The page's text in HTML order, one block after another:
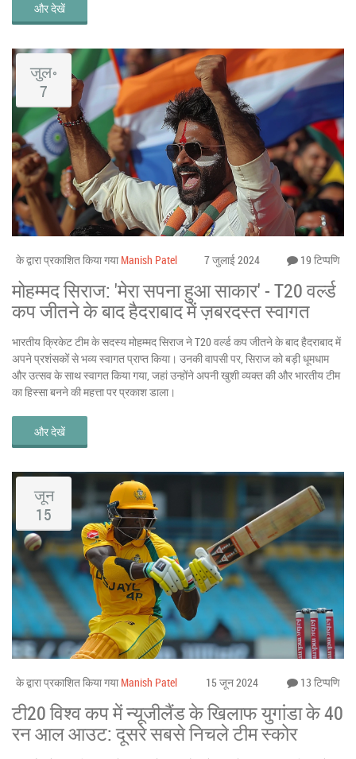
और देखें
जुल॰
7
के द्वारा प्रकाशित किया गया Manish Patel 7 जुलाई 2024 19 टिप्पणि
मोहम्मद सिराज: 'मेरा सपना हुआ साकार' - T20 वर्ल्ड
कप जीतने के बाद हैदराबाद में ज़बरदस्त स्वागत
भारतीय क्रिकेट टीम के सदस्य मोहम्मद सिराज ने T20 वर्ल्ड कप जीतने के बाद हैदराबाद में
अपने प्रशंसकों से भव्य स्वागत प्राप्त किया। उनकी वापसी पर, सिराज को बड़ी धूमधाम
और उत्सव के साथ स्वागत किया गया, जहां उन्होंने अपनी खुशी व्यक्त की और भारतीय टीम
का हिस्सा बनने की महत्ता पर प्रकाश डाला।
और देखें
जून
15
के द्वारा प्रकाशित किया गया Manish Patel 15 जून 2024 13 टिप्पणि
टी20 विश्व कप में न्यूजीलैंड के खिलाफ युगांडा के 40
रन आल आउट: दूसरे सबसे निचले टीम स्कोर